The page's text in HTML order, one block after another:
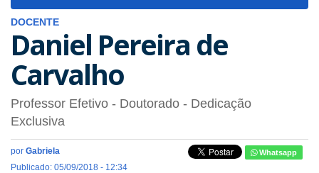
DOCENTE
Daniel Pereira de
Carvalho
Professor Efetivo - Doutorado - Dedicação
Exclusiva
por Gabriela
Publicado: 05/09/2018 - 12:34
Whatsapp